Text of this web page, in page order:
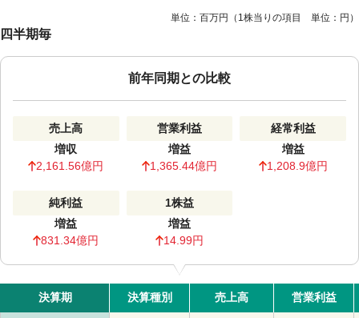
単位：百万円（1株当りの項目 単位：円）
四半期毎
前年同期との比較
売上高
増収
2,161.56億円
営業利益
増益
1,365.44億円
経常利益
増益
1,208.9億円
純利益
増益
831.34億円
1株益
増益
14.99円
決算期 決算種別 売上高 営業利益